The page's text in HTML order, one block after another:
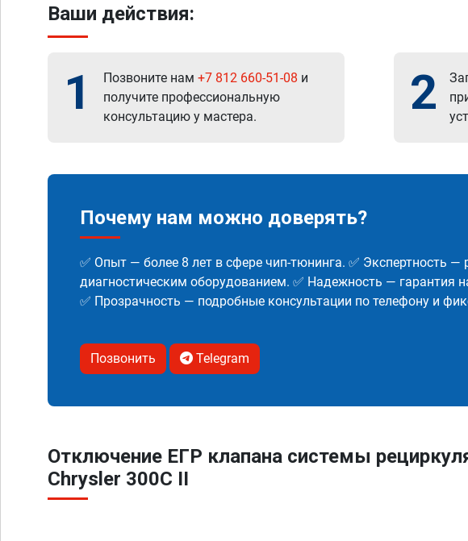
Ваши действия:
1 Позвоните нам +7 812 660-51-08 и
получите профессиональную
консультацию у мастера.
2
Почему нам можно доверять?
✅ Опыт — более 8 лет в сфере чип-тюнинга. ✅ Экспертность
диагностическим оборудованием. ✅ Надежность — гарантия
✅ Прозрачность — подробные консультации по телефону и
Позвонить Telegram
Отключение ЕГР клапана системы
Chrysler 300C II